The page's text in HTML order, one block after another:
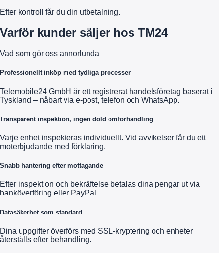
Efter kontroll får du din utbetalning.
Varför kunder säljer hos TM24
Vad som gör oss annorlunda
Professionellt inköp med tydliga processer
Telemobile24 GmbH är ett registrerat handelsföretag baserat i
Tyskland – nåbart via e-post, telefon och WhatsApp.
Transparent inspektion, ingen dold omförhandling
Varje enhet inspekteras individuellt. Vid avvikelser får du ett
moterbjudande med förklaring.
Snabb hantering efter mottagande
Efter inspektion och bekräftelse betalas dina pengar ut via
banköverföring eller PayPal.
Datasäkerhet som standard
Dina uppgifter överförs med SSL-kryptering och enheter
återställs efter behandling.